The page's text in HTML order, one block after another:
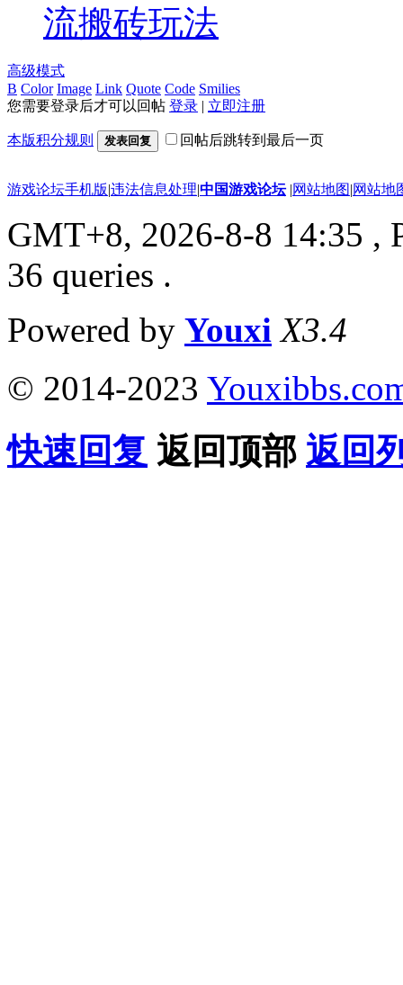
流搬砖玩法
高级模式
B Color Image Link Quote Code Smilies
您需要登录后才可以回帖 登录 | 立即注册
本版积分规则 发表回复 回帖后跳转到最后一页
游戏论坛手机版|违法信息处理|中国游戏论坛 |网站地图|网站地
GMT+8, 2026-8-8 14:35 ,
36 queries .
Powered by Youxi X3.4
© 2014-2023
快速回复 返回顶部 返回